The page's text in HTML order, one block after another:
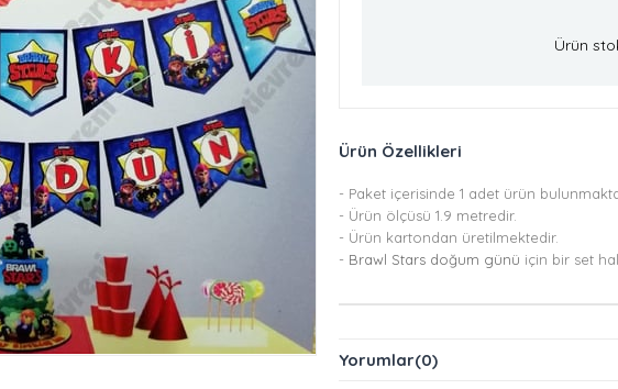
Ürün
Ürün Özellikleri
- Paket içerisinde 1 adet ürün
- Ürün ölçüsü 1.9 metredir.
- Ürün kartondan üretilmektedir.
- Brawl Stars doğum günü için bir set
Yorumlar(0)